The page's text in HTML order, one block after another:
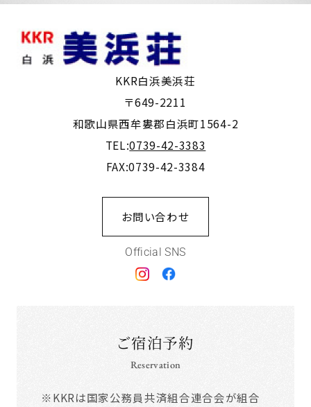
KKR白浜美浜荘
〒649-2211
和歌山県西牟婁郡白浜町1564-2
TEL:0739-42-3383
FAX:0739-42-3384
お問い合わせ
Official SNS
ご宿泊予約
Reservation
※KKRは国家公務員共済組合連合会が組合